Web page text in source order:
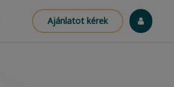
Ajánlatot kérek